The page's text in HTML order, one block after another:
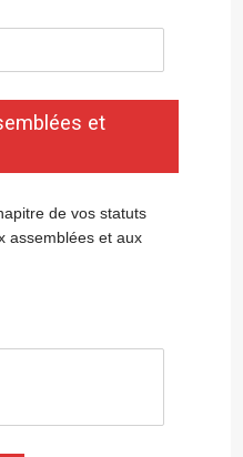
et
de vos statuts
assemblées et aux